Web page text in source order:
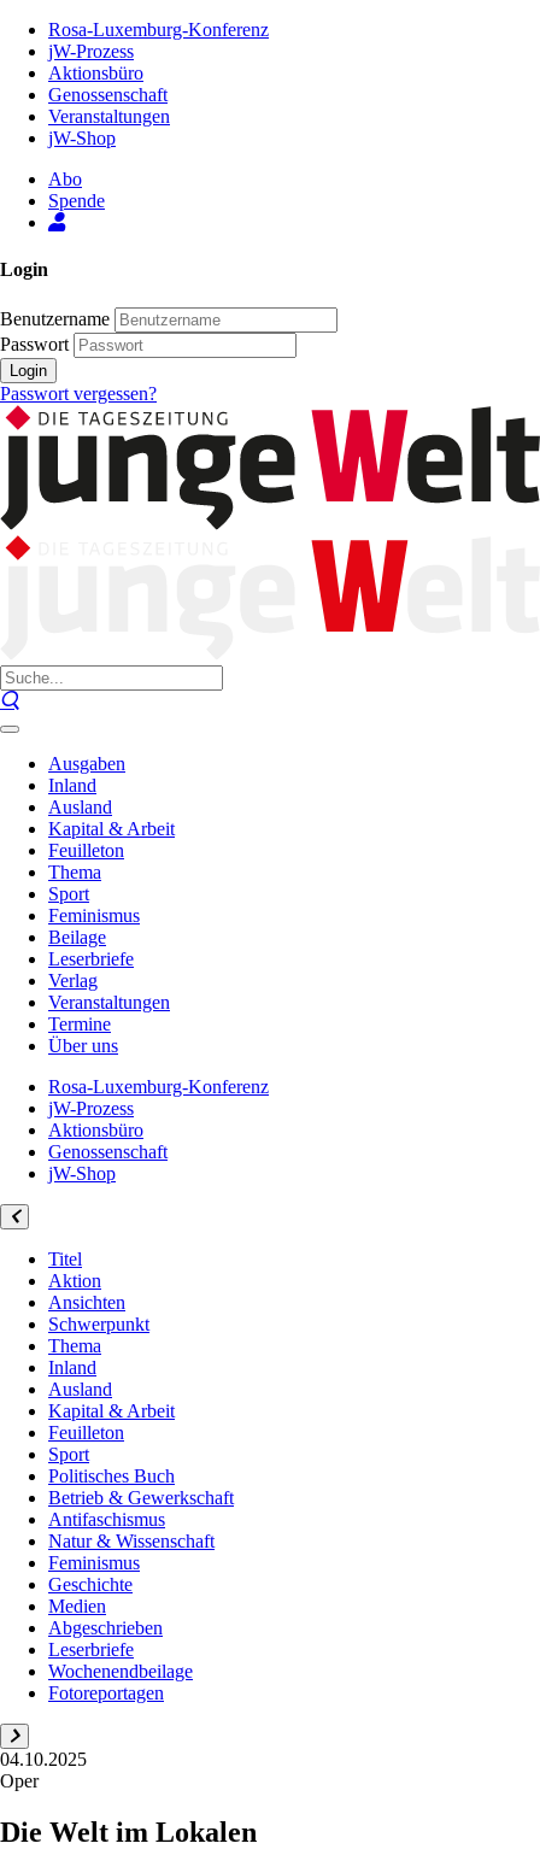
Inhalt
Seite
Rosa-Luxemburg-Konferenz
jW-Prozess
Aktionsbüro
Genossenschaft
Veranstaltungen
jW-Shop
Abo
Spende
Login
Benutzername
Passwort
Login
Passwort vergessen?
Ausgaben
Inland
Ausland
Kapital & Arbeit
Feuilleton
Thema
Sport
Feminismus
Beilage
Leserbriefe
Verlag
Veranstaltungen
Termine
Über uns
Rosa-Luxemburg-Konferenz
jW-Prozess
Aktionsbüro
Genossenschaft
jW-Shop
Titel
Aktion
Ansichten
Schwerpunkt
Thema
Inland
Ausland
Kapital & Arbeit
Feuilleton
Sport
Politisches Buch
Betrieb & Gewerkschaft
Antifaschismus
Natur & Wissenschaft
Feminismus
Geschichte
Medien
Abgeschrieben
Leserbriefe
Wochenendbeilage
Fotoreportagen
04.10.2025
Oper
Die Welt im Lokalen